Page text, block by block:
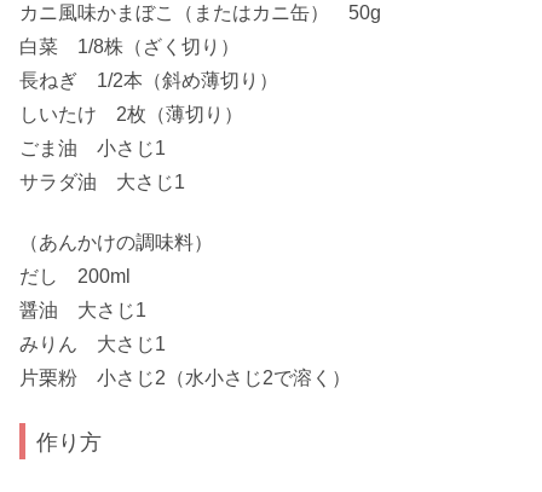
カニ風味かまぼこ（またはカニ缶） 50g
白菜 1/8株（ざく切り）
長ねぎ 1/2本（斜め薄切り）
しいたけ 2枚（薄切り）
ごま油 小さじ1
サラダ油 大さじ1
（あんかけの調味料）
だし 200ml
醤油 大さじ1
みりん 大さじ1
片栗粉 小さじ2（水小さじ2で溶く）
作り方